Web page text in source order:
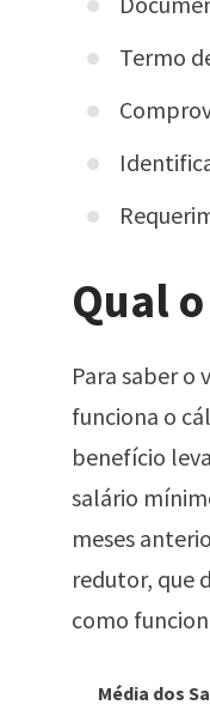
Termo
Qual
Para saber o
funciona o
benefício
salário
meses
redutor, que
como
Média dos